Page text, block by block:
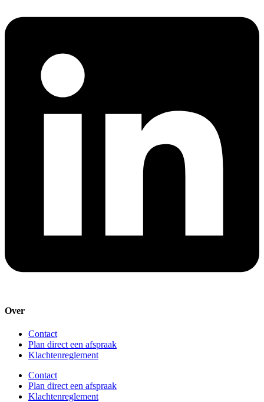
Over
Contact
Plan direct een afspraak
Klachtenreglement
Contact
Plan direct een afspraak
Klachtenreglement